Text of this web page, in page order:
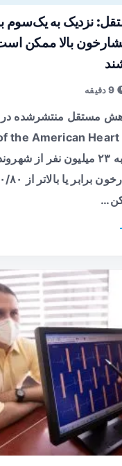
نزدیک به یک‌سوم
فشارخون بالا ممکن
می‌دهد نزدیک به ۲۳ میلیون نفر از